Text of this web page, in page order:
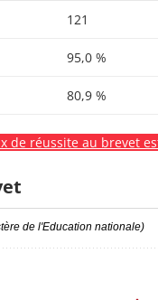
121
95,0 %
80,9 %
de réussite au brevet
de l'Education nationale)